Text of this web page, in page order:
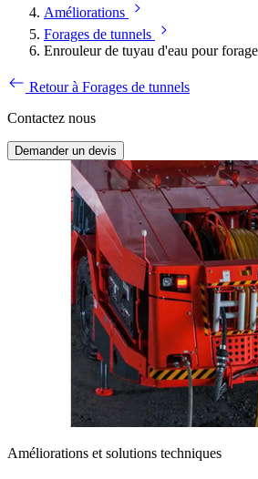
Améliorations
Forages de tunnels
Enrouleur de tuyau d'eau pour
Retour à Forages de tunnels
Contactez nous
Demander un devis
Améliorations et solutions techniques